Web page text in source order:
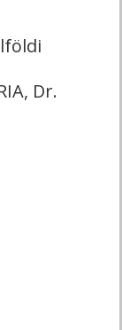
Dr.